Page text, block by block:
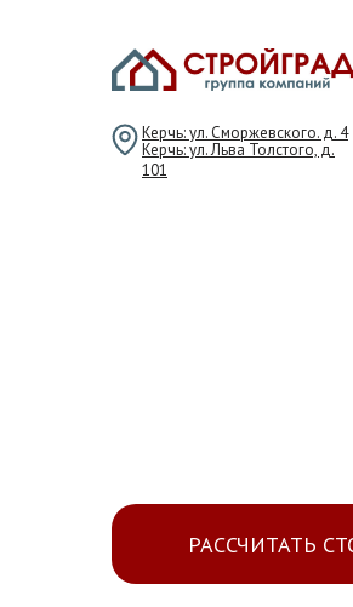
Керчь: ул. Льва Толстого, д.
101
Керчь: ул. Сморжевского. д. 4
РАССЧИТАТЬ